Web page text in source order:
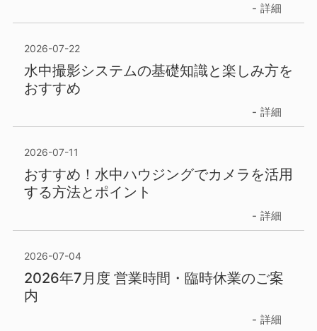
詳細
2026-07-22
水中撮影システムの基礎知識と楽しみ方を
おすすめ
詳細
2026-07-11
おすすめ！水中ハウジングでカメラを活用
する方法とポイント
詳細
2026-07-04
2026年7月度 営業時間・臨時休業のご案
内
詳細